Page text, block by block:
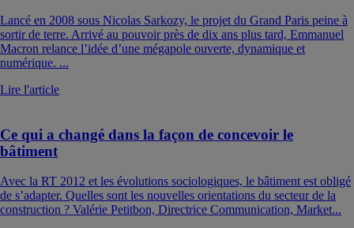
Lancé en 2008 sous Nicolas Sarkozy, le projet du Grand Paris peine à
sortir de terre. Arrivé au pouvoir près de dix ans plus tard, Emmanuel
Macron relance l’idée d’une mégapole ouverte, dynamique et
numérique. ...
Lire l'article
Ce qui a changé dans la façon de concevoir le
bâtiment
Avec la RT 2012 et les évolutions sociologiques, le bâtiment est obligé
de s’adapter. Quelles sont les nouvelles orientations du secteur de la
construction ? Valérie Petitbon, Directrice Communication, Market...